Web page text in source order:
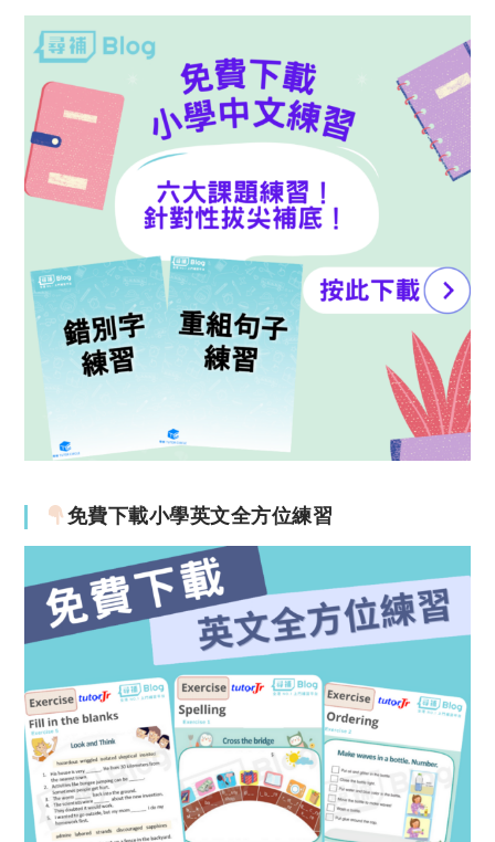
免費下載小學英文全方位練習